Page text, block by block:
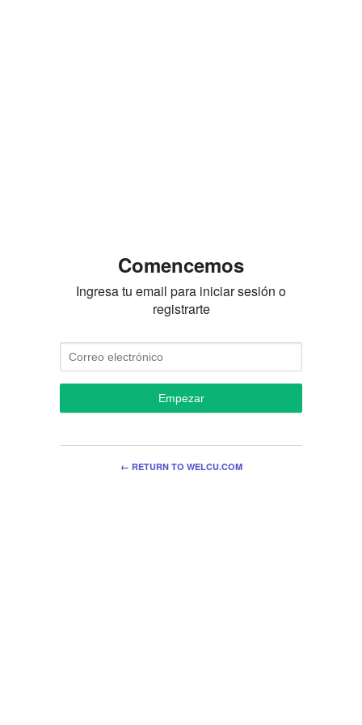
Comencemos
Ingresa tu email para iniciar sesión o
registrarte
Empezar
← RETURN TO WELCU.COM